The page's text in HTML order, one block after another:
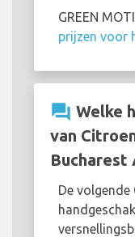
GREEN
prijzen voor
question_answer Welke
van
Bucharest
De